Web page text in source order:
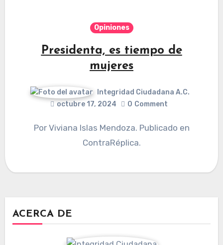
Opiniones
Presidenta, es tiempo de
mujeres
Integridad Ciudadana A.C.
octubre 17, 2024
0 Comment
Por Viviana Islas Mendoza. Publicado en
ContraRéplica.
ACERCA DE